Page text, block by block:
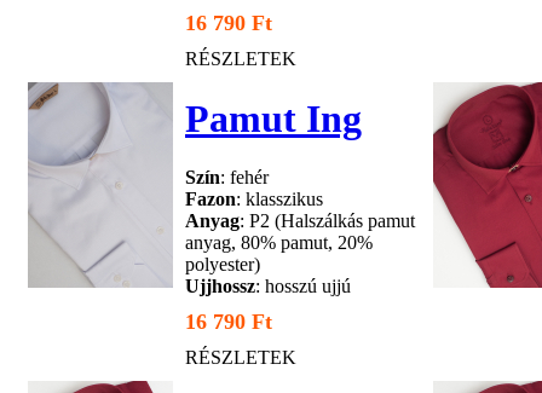
16 790 Ft
RÉSZLETEK
Pamut Ing
Szín: fehér
Fazon: klasszikus
Anyag: P2 (Halszálkás pamut
anyag, 80% pamut, 20%
polyester)
Ujjhossz: hosszú ujjú
16 790 Ft
RÉSZLETEK